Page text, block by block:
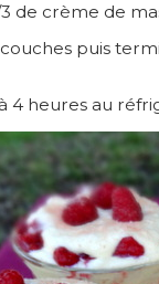
3 de crème de
puis
4 heures au